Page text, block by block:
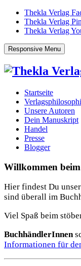
Thekla Verlag
Thekla Verlag
Thekla Verlag
Responsive Menu
Startseite
Unsere Autoren
Dein Manuskript
Handel
Presse
Blogger
Willkommen
Hier findest Du
sind überall im
Viel Spaß beim
BuchhändlerInnen
Informationen für